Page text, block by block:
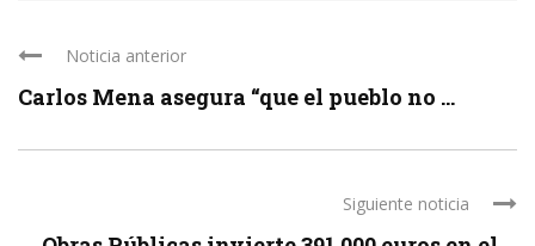
Noticia anterior
Carlos Mena asegura “que el pueblo no ...
Siguiente noticia